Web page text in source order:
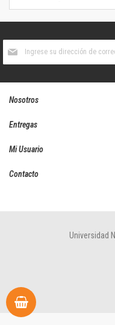
boletín
Nosotros
Entregas
Mi Usuario
Contacto
Universidad